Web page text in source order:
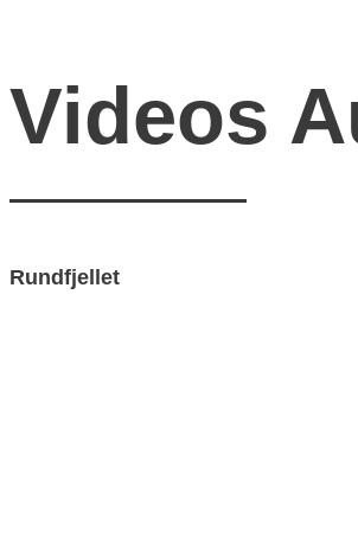
Videos
Rundfjellet